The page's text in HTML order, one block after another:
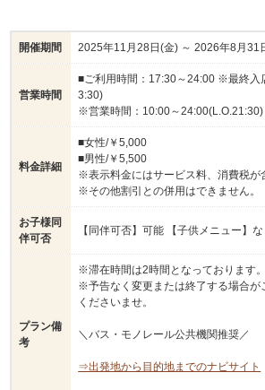
開催期間 2025年11月28日(金) ～ 2026年8月31
営業時間
■ご利用時間：17:30～24:00 ※最終入
3:30)
※営業時間：10:00～24:00(L.O.21:30)
料金詳細
■女性/￥5,000
■男性/￥5,500
※表示料金にはサービス料、消費税が
※その他割引との併用はできません。
お子様同
伴可否
【同伴可否】可能 【子供メニュー】
プラン備
考
※滞在時間は2時間となっております。
※予告なく変更または終了する場合が
くださいませ。
＼バス・モノレール公共機関推奨／
⇒出発地から目的地までのナビサイト